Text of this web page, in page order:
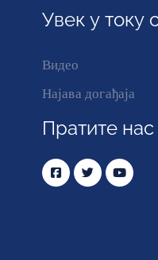
Увек у току
Видео
Најава догађаја
Пратите нас